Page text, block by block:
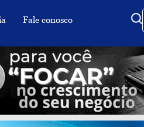
Fale conosco